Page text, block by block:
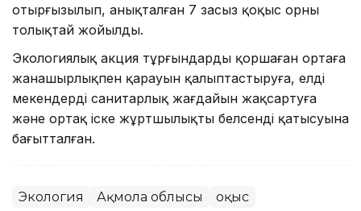
отырғызылып, анықталған 7 заңсыз қоқыс орны
толықтай жойылды.
Экологиялық акция тұрғындардың қоршаған ортаға
жанашырлықпен қарауын қалыптастыруға, елді
мекендердің санитарлық жағдайын жақсартуға
және ортақ іске жұртшылықтың белсенді қатысуына
бағытталған.
Экология Ақмола облысы Қоқыс